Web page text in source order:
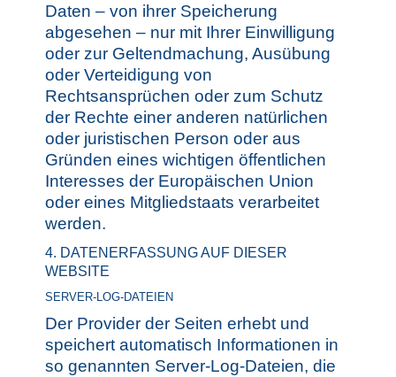
Daten – von ihrer Speicherung
abgesehen – nur mit Ihrer Einwilligung
oder zur Geltendmachung, Ausübung
oder Verteidigung von
Rechtsansprüchen oder zum Schutz
der Rechte einer anderen natürlichen
oder juristischen Person oder aus
Gründen eines wichtigen öffentlichen
Interesses der Europäischen Union
oder eines Mitgliedstaats verarbeitet
werden.
4. DATENERFASSUNG AUF DIESER
WEBSITE
SERVER-LOG-DATEIEN
Der Provider der Seiten erhebt und
speichert automatisch Informationen in
so genannten Server-Log-Dateien, die